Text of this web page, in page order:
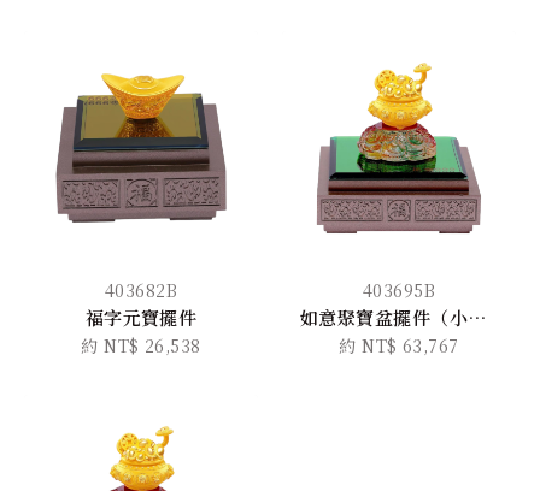
403682B
福字元寶擺件
約 NT$ 26,538
403695B
如意聚寶盆擺件（小版）
約 NT$ 63,767